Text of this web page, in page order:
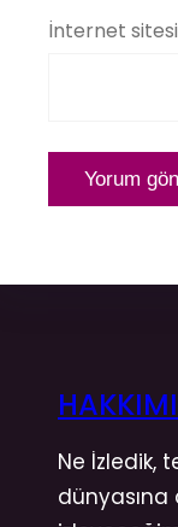
İnternet sitesi
Ne İzledik,
dünyasına